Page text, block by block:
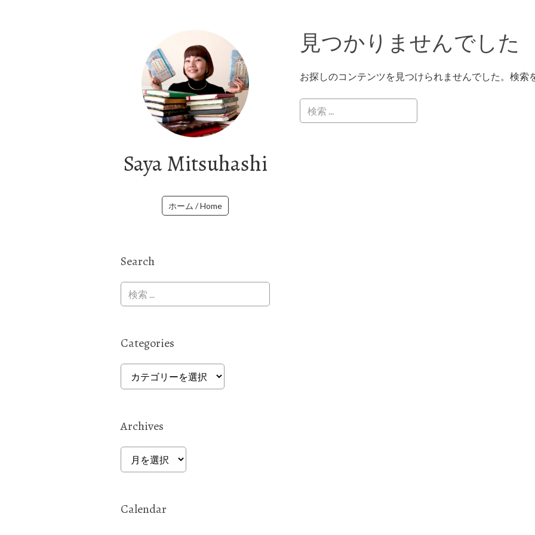
Saya Mitsuhashi
ホーム / Home
見つかりませんでした
お探しのコンテンツを見つけられませんでした。検索
Search
Categories
Categories
Archives
Archives
Calendar